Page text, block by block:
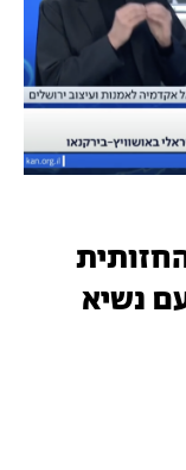
החזותית
עם נשיא